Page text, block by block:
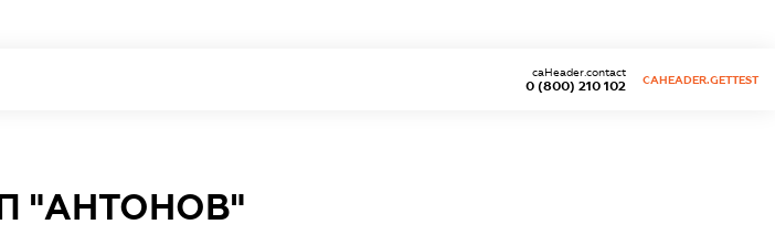
0 (800) 210 102
caHeader.contact
CAHEADER.GETTEST
"АНТОНОВ"